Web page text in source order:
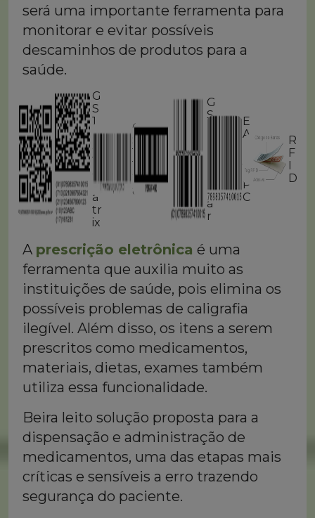
será uma importante ferramenta para
monitorar e evitar possíveis
descaminhos de produtos para a
saúde.
G
S
Q
R
C
o
d
e
G
S
1
D
t
M
a
tr
ix
G
S
1-
1
2
8
F
G
S
B
a
r
E
A
U
P
C
R
F
I
D
A prescrição eletrônica é uma
ferramenta que auxilia muito as
instituições de saúde, pois elimina os
possíveis problemas de caligrafia
ilegível. Além disso, os itens a serem
prescritos como medicamentos,
materiais, dietas, exames também
utiliza essa funcionalidade.
Beira leito solução proposta para a
dispensação e administração de
medicamentos, uma das etapas mais
críticas e sensíveis a erro trazendo
segurança do paciente.